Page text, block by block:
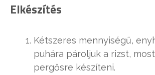
Elkészítés
Kétszeres mennyiségű,
puhára pároljuk a rizst,
pergősre készíteni.